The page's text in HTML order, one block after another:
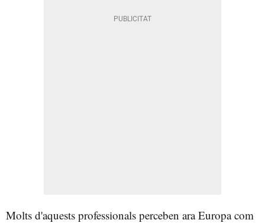
Molts d'aquests professionals perceben ara Europa com